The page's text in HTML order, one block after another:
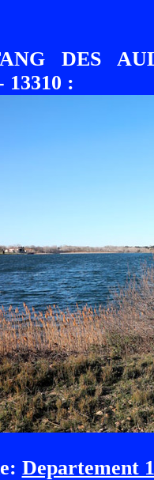
DES
13310 :
Departement